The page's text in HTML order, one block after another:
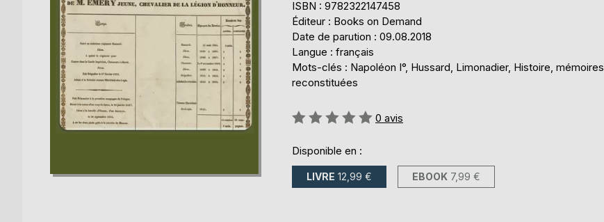
ISBN : 9782322147458
Éditeur : Books on Demand
Date de parution : 09.08.2018
Langue : français
Mots-clés : Napoléon I°, Hussard, Limonadier, Histoire, mémoires
reconstituées
Évaluation:
0 avis
Disponible en :
LIVRE 12,99 € EBOOK 7,99 €